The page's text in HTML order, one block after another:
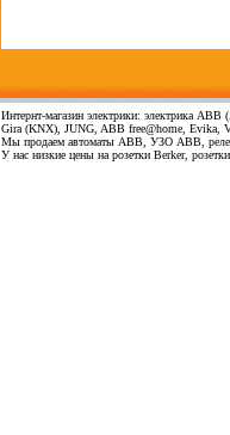
Интернт-магазин электрики: электрика
Gira (KNX), JUNG, ABB free@home, Evika,
Мы продаем автоматы ABB, УЗО ABB, реле
У нас низкие цены на розетки Berker,